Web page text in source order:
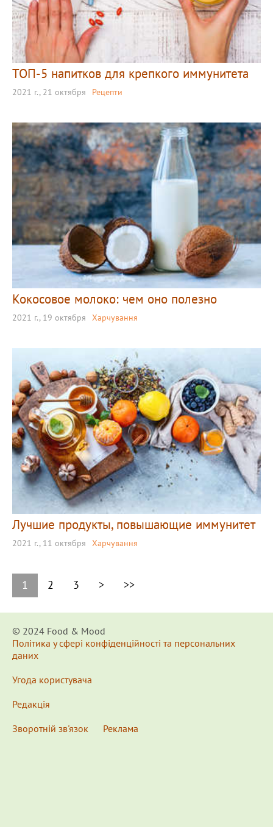
ТОП-5 напитков для крепкого иммунитета
2021 г., 21 октября Рецепти
Кокосовое молоко: чем оно полезно
2021 г., 19 октября Харчування
Лучшие продукты, повышающие иммунитет
2021 г., 11 октября Харчування
1 2 3 > >>
© 2024 Food & Мood
Політика у сфері конфіденційності та персональних
даних
Угода користувача
Редакція
Зворотній зв'язок
Реклама